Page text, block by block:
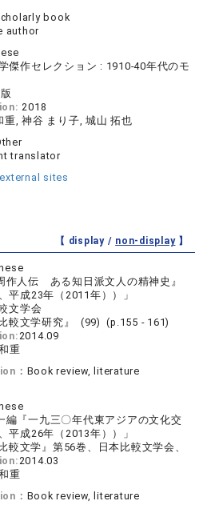
book
author
傑作セレクション : 1910-40年代のモ
2018
重, 神谷 まり子, 城山 拓也
translator
sites
【 display / non-display】
作人伝 ある知日派文人の精神史』
平成23年（2011年））」
文学会
比較文学研究』 (99) (p.155 - 161)
2014.09
重
： Book review, literature
編『一九三〇年代東アジアの文化交
平成26年（2013年））」
比較文学』第56巻、日本比較文学会、
2014.03
重
： Book review, literature